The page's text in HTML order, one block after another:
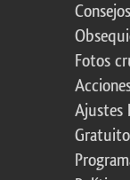
Fotos
Ajustes